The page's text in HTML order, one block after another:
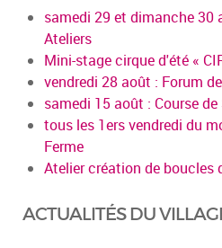
samedi 29 et dimanche 30
Ateliers
Mini-stage cirque d'été «
vendredi 28 août : Forum
samedi 15 août : Course
tous les 1ers vendredi du
Ferme
Atelier création de boucles
ACTUALITÉS DU